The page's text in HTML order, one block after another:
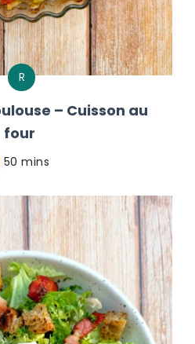
R
– Cuisson au
four
50 mins